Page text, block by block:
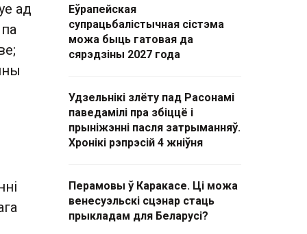
ад
Еўрапейская
супрацьбалістычная сістэма
можа быць гатовая да
сярэдзіны 2027 года
Удзельнікі злёту пад Расонамі
паведамілі пра збіццё і
прыніжэнні пасля затрыманняў.
Хронікі рэпрэсій 4 жніўня
Перамовы ў Каракасе. Ці можа
венесуэльскі сцэнар стаць
прыкладам для Беларусі?